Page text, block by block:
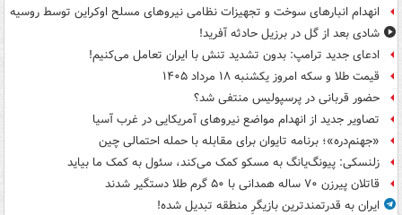
انهدام انبارهای سوخت و تجهیزات نظامی نیروهای مسلح اوکراین توسط روسیه
شادی بعد از گل در برزیل حادثه آفرید!
ادعای جدید ترامپ: بدون تشدید تنش با ایران تعامل می‌کنیم!
قیمت طلا و سکه امروز یکشنبه ۱۸ مرداد ۱۴۰۵
حضور قربانی در پرسپولیس منتفی شد؟
تصاویر جدید از انهدام مواضع نیروهای آمریکایی در غرب آسیا
«جهنم‌دره»؛ برنامه تایوان برای مقابله با حمله احتمالی چین
زلنسکی: پیونگ‌یانگ به مسکو کمک می‌کند، سئول به کمک ما بیاید
قاتلان پیرزن ۷۰ ساله همدانی با ۵۰ گرم طلا دستگیر شدند
ایران به قدرتمندترین بازیگرِ منطقه تبدیل شده!